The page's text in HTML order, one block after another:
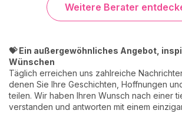
Weitere Berater
💝 Ein außergewöhnliches Angebot,
Wünschen
Täglich erreichen uns zahlreiche
denen Sie Ihre Geschichten, Hoffnungen
teilen. Wir haben Ihren Wunsch nach einer
verstanden und antworten mit einem